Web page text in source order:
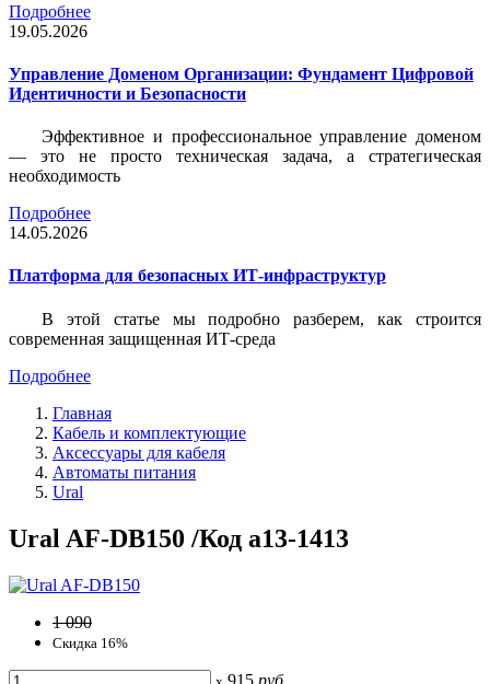
Подробнее
19.05.2026
Управление Доменом Организации: Фундамент Цифровой
Идентичности и Безопасности
Эффективное и профессиональное управление доменом
— это не просто техническая задача, а стратегическая
необходимость
Подробнее
14.05.2026
Платформа для безопасных ИТ-инфраструктур
В этой статье мы подробно разберем, как строится
современная защищенная ИТ-среда
Подробнее
Главная
Кабель и комплектующие
Аксессуары для кабеля
Автоматы питания
Ural
Ural AF-DB150 /Код a13-1413
1 090
Скидка 16%
915 руб